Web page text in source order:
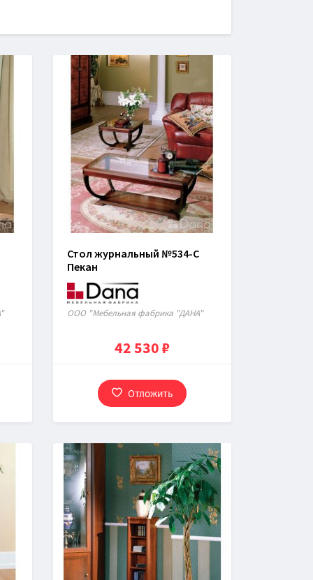
Стол журнальный №534-С
Пекан
ООО "Мебельная фабрика "ДАНА"
42 530 ₽
Отложить